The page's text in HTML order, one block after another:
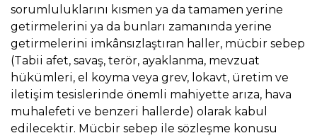
sorumluluklarını kısmen ya da tamamen yerine
getirmelerini ya da bunları zamanında yerine
getirmelerini imkânsızlaştıran haller, mücbir sebep
(Tabii afet, savaş, terör, ayaklanma, mevzuat
hükümleri, el koyma veya grev, lokavt, üretim ve
iletişim tesislerinde önemli mahiyette arıza, hava
muhalefeti ve benzeri hallerde) olarak kabul
edilecektir. Mücbir sebep ile sözleşme konusu